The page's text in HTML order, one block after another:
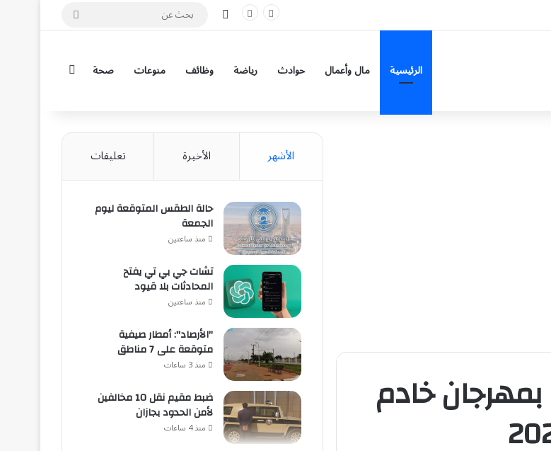
مقال عشوائي
الرئيسية مال وأعمال حوادث رياضة وظائف منوعات صحة
خادم
الأشهر الأخيرة تعليقات
حالة الطقس المتوقعة ليوم
الجمعة
منذ ساعتين
تشات جي بي تي يفتح
المحادثات بلا قيود
منذ ساعتين
"الأرصاد": أمطار صيفية
متوقعة على 7 مناطق
منذ 3 ساعات
ضبط مقيم نقل 10 مخالفين
لأمن الحدود بجازان
منذ 4 ساعات